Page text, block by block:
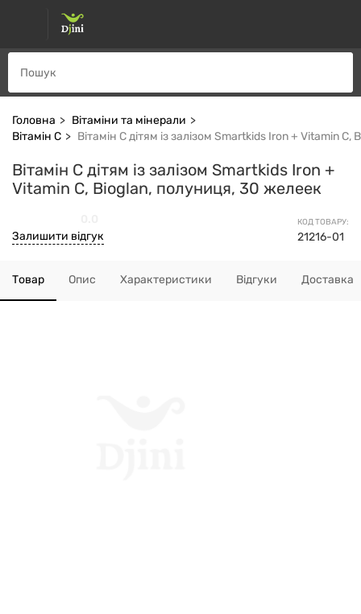
Головна
Вітаміни та мінерали
Вітамін С
Вітамін C дітям із залізом Smartkids Iron + Vitamin
Вітамін C дітям із залізом Smartkids Iron +
Vitamin C, Bioglan, полуниця, 30 желеек
КОД ТОВАРУ:
21216-01
Залишити відгук
Товар Опис Характеристики Відгуки Доставка